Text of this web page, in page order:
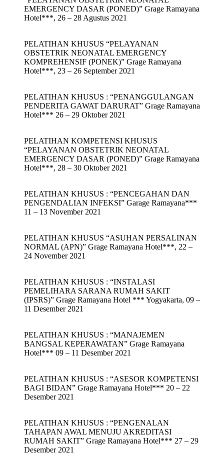
EMERGENCY DASAR (PONED)” Grage Ramayana
Hotel***, 26 – 28 Agustus 2021
PELATIHAN KHUSUS “PELAYANAN
OBSTETRIK NEONATAL EMERGENCY
KOMPREHENSIF (PONEK)” Grage Ramayana
Hotel***, 23 – 26 September 2021
PELATIHAN KHUSUS : “PENANGGULANGAN
PENDERITA GAWAT DARURAT” Grage Ramayana
Hotel*** 26 – 29 Oktober 2021
PELATIHAN KOMPETENSI KHUSUS
“PELAYANAN OBSTETRIK NEONATAL
EMERGENCY DASAR (PONED)” Grage Ramayana
Hotel***, 28 – 30 Oktober 2021
PELATIHAN KHUSUS : “PENCEGAHAN DAN
PENGENDALIAN INFEKSI” Garage Ramayana***
11 – 13 November 2021
PELATIHAN KHUSUS “ASUHAN PERSALINAN
NORMAL (APN)” Grage Ramayana Hotel***, 22 –
24 November 2021
PELATIHAN KHUSUS : “INSTALASI
PEMELIHARA SARANA RUMAH SAKIT
(IPSRS)” Grage Ramayana Hotel *** Yogyakarta, 09 –
11 Desember 2021
PELATIHAN KHUSUS : “MANAJEMEN
BANGSAL KEPERAWATAN” Grage Ramayana
Hotel*** 09 – 11 Desember 2021
PELATIHAN KHUSUS : “ASESOR KOMPETENSI
BAGI BIDAN” Grage Ramayana Hotel*** 20 – 22
Desember 2021
PELATIHAN KHUSUS : “PENGENALAN
TAHAPAN AWAL MENUJU AKREDITASI
RUMAH SAKIT” Grage Ramayana Hotel*** 27 – 29
Desember 2021